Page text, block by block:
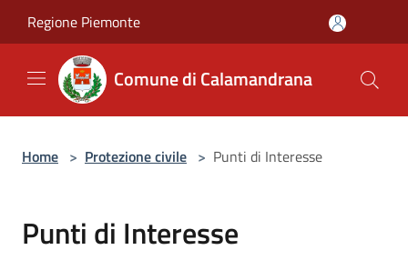
Regione Piemonte
Comune di Calamandrana
Home > Protezione civile > Punti di Interesse
Punti di Interesse